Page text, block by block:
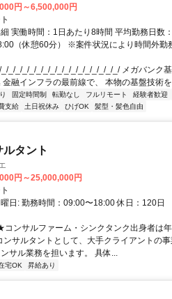
円～6,500,000円
実働時間：1日あたり8時間 平均勤務日数
（休憩60分） ※案件状況により時間外勤
_/_/_/_/_/_/_/_/_/_/_/_/_/_/_/_/ メガバンク
金融インフラの最前線で、 本物の基盤技術
固定時間制 転勤なし フルリモート 経験者歓迎
支給 土日祝休み ひげOK 髪型・髪色自由
タント
円～25,000,000円
日: 勤務時間：09:00〜18:00 休日：120
ンサルファーム・シンクタンク出身者は
ンサルタントとして、大手クライアントの
サル業務を担います。 具体...
宅OK 昇給あり